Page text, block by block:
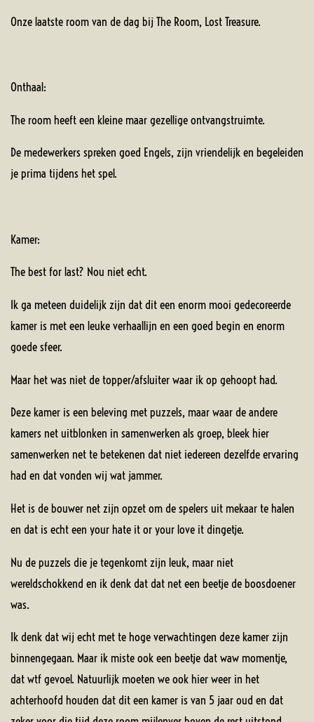
Onze laatste room van de dag bij The Room, Lost Treasure.
Onthaal:
The room heeft een kleine maar gezellige ontvangstruimte.
De medewerkers spreken goed Engels, zijn vriendelijk en begeleiden
je prima tijdens het spel.
Kamer:
The best for last? Nou niet echt.
Ik ga meteen duidelijk zijn dat dit een enorm mooi gedecoreerde
kamer is met een leuke verhaallijn en een goed begin en enorm
goede sfeer.
Maar het was niet de topper/afsluiter waar ik op gehoopt had.
Deze kamer is een beleving met puzzels, maar waar de andere
kamers net uitblonken in samenwerken als groep, bleek hier
samenwerken net te betekenen dat niet iedereen dezelfde ervaring
had en dat vonden wij wat jammer.
Het is de bouwer net zijn opzet om de spelers uit mekaar te halen
en dat is echt een your hate it or your love it dingetje.
Nu de puzzels die je tegenkomt zijn leuk, maar niet
wereldschokkend en ik denk dat dat net een beetje de boosdoener
was.
Ik denk dat wij echt met te hoge verwachtingen deze kamer zijn
binnengegaan. Maar ik miste ook een beetje dat waw momentje,
dat wtf gevoel. Natuurlijk moeten we ook hier weer in het
achterhoofd houden dat dit een kamer is van 5 jaar oud en dat